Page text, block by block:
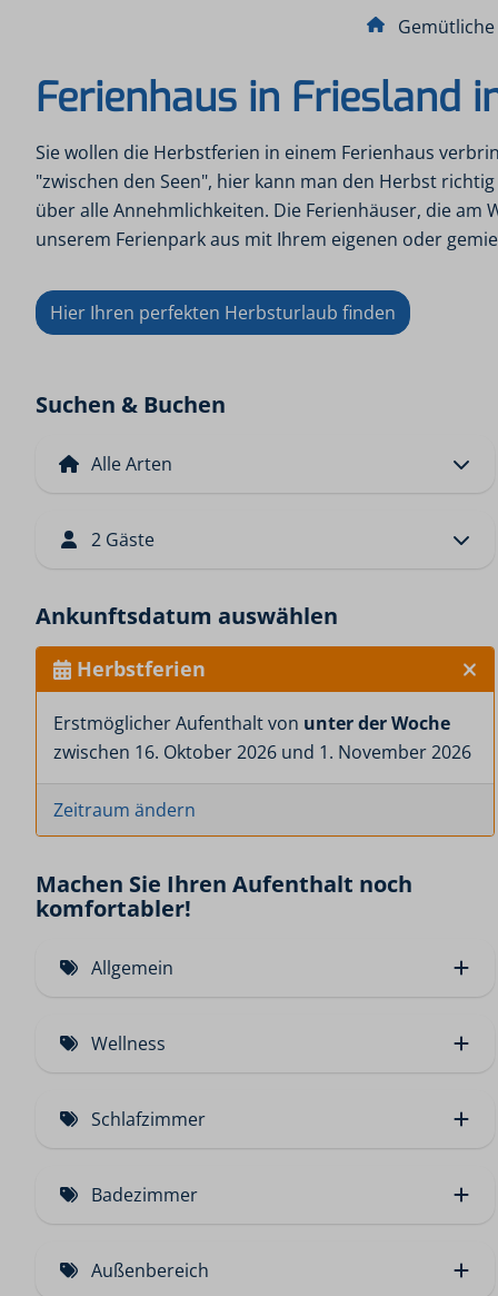
Ferienhaus in Friesland
Sie wollen die Herbstferien in einem Ferienhaus
"zwischen den Seen", hier kann man den Herbst
über alle Annehmlichkeiten. Die Ferienhäuser, die am
unserem Ferienpark aus mit Ihrem eigenen oder
Hier Ihren perfekten Herbsturlaub finden
Suchen & Buchen
2 Gäste
Ankunftsdatum auswählen
Herbstferien
Erstmöglicher Aufenthalt von unter der Woche
zwischen 16. Oktober 2026 und 1. November 2026
Zeitraum ändern
Machen Sie Ihren Aufenthalt noch
komfortabler!
Allgemein
Erdgeschoss (9)
Wellness
Sonnendusche
Schlafzimmer
4 Schlafzimmer (2)
Badezimmer
Außenbereich